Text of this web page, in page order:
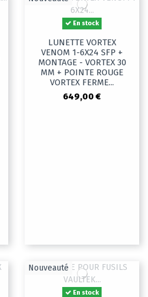
En stock
LUNETTE VORTEX
VENOM 1-6X24 SFP +
MONTAGE - VORTEX 30
MM + POINTE ROUGE
VORTEX FERME...
649,00 €
Nouveauté
En stock